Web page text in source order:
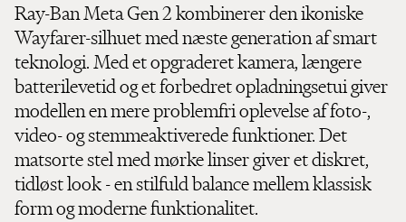
Ray-Ban Meta Gen 2 kombinerer den ikoniske
Wayfarer-silhuet med næste generation af smart
teknologi. Med et opgraderet kamera, længere
batterilevetid og et forbedret opladningsetui giver
modellen en mere problemfri oplevelse af foto-,
video- og stemmeaktiverede funktioner. Det
matsorte stel med mørke linser giver et diskret,
tidløst look - en stilfuld balance mellem klassisk
form og moderne funktionalitet.